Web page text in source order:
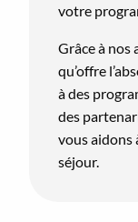
votre
Grâce à
qu’offre
à des
des
vous aidons
séjour.